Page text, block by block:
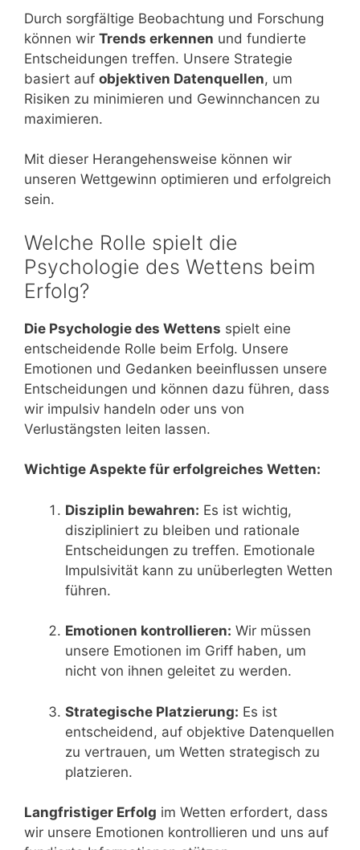
Durch sorgfältige Beobachtung und Forschung
können wir Trends erkennen und fundierte
Entscheidungen treffen. Unsere Strategie
basiert auf objektiven Datenquellen, um
Risiken zu minimieren und Gewinnchancen zu
maximieren.
Mit dieser Herangehensweise können wir
unseren Wettgewinn optimieren und erfolgreich
sein.
Welche Rolle spielt die
Psychologie des Wettens beim
Erfolg?
Die Psychologie des Wettens spielt eine
entscheidende Rolle beim Erfolg. Unsere
Emotionen und Gedanken beeinflussen unsere
Entscheidungen und können dazu führen, dass
wir impulsiv handeln oder uns von
Verlustängsten leiten lassen.
Wichtige Aspekte für erfolgreiches Wetten:
Disziplin bewahren: Es ist wichtig,
diszipliniert zu bleiben und rationale
Entscheidungen zu treffen. Emotionale
Impulsivität kann zu unüberlegten Wetten
führen.
Emotionen kontrollieren: Wir müssen
unsere Emotionen im Griff haben, um
nicht von ihnen geleitet zu werden.
Strategische Platzierung: Es ist
entscheidend, auf objektive Datenquellen
zu vertrauen, um Wetten strategisch zu
platzieren.
Langfristiger Erfolg im Wetten erfordert, dass
wir unsere Emotionen kontrollieren und uns auf